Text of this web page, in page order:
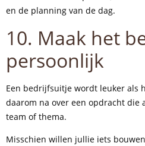
en de planning van de dag.
10. Maak het
persoonlijk
Een bedrijfsuitje wordt leuker als
daarom na over een opdracht
team of thema.
Misschien willen jullie iets